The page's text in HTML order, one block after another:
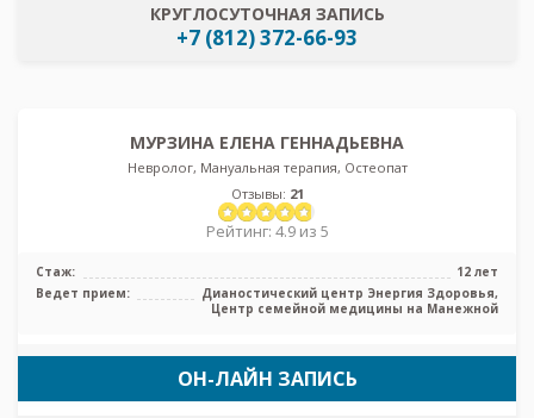
КРУГЛОСУТОЧНАЯ ЗАПИСЬ
+7 (812) 372-66-93
МУРЗИНА ЕЛЕНА ГЕННАДЬЕВНА
Невролог, Мануальная терапия, Остеопат
Отзывы: 21
Рейтинг: 4.9 из 5
Стаж:
12 лет
Ведет прием:
Дианостический центр Энергия Здоровья,
Центр семейной медицины на Манежной
ОН-ЛАЙН ЗАПИСЬ